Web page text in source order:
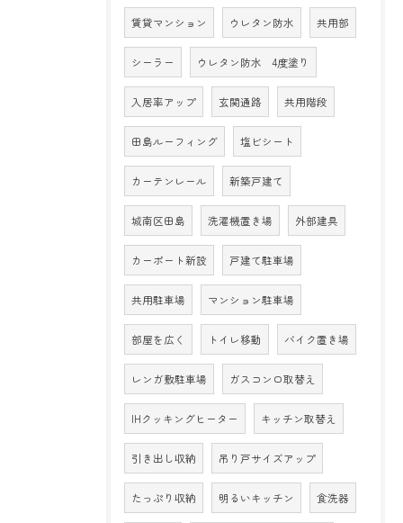
賃貸マンション ウレタン防水 共用部
シーラー ウレタン防水 4度塗り
入居率アップ 玄関通路 共用階段
田島ルーフィング 塩ビシート
カーテンレール 新築戸建て
城南区田島 洗濯機置き場 外部建具
カーポート新設 戸建て駐車場
共用駐車場 マンション駐車場
部屋を広く トイレ移動 バイク置き場
レンガ敷駐車場 ガスコンロ取替え
IHクッキングヒーター キッチン取替え
引き出し収納 吊り戸サイズアップ
たっぷり収納 明るいキッチン 食洗器